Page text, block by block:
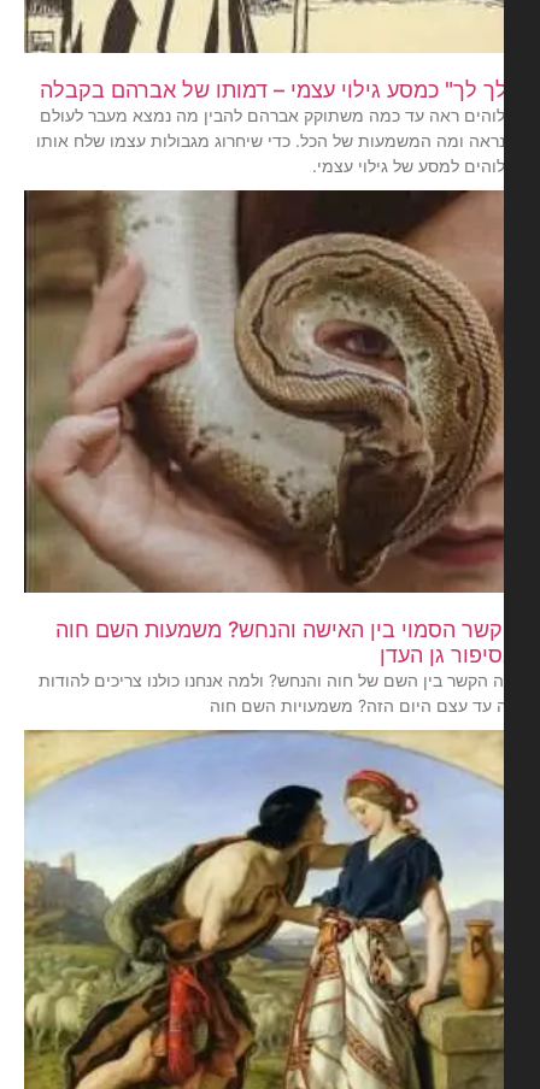
לך" כמסע גילוי עצמי – דמותו של אברהם בקבלה
ראה עד כמה משתוקק אברהם להבין מה נמצא מעבר לעולם
ומה המשמעות של הכל. כדי שיחרוג מגבולות עצמו שלח אותו
למסע של גילוי עצמי.
הסמוי בין האישה והנחש? משמעות השם חוה
גן העדן
הקשר בין השם של חוה והנחש? ולמה אנחנו כולנו צריכים להודות
עד עצם היום הזה? משמעויות השם חוה